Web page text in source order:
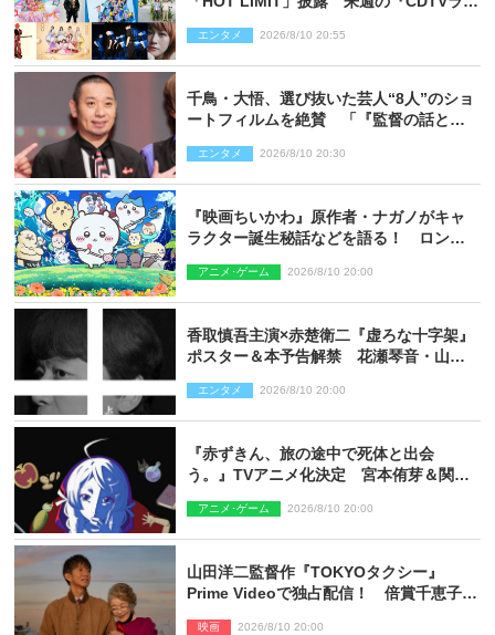
エンタメ 2026/8/10 20:55
千鳥・大悟、選び抜いた芸人“8人”のショ
ートフィルムを絶賛 「『監督の話とか
した」
エンタメ 2026/8/10 20:30
『映画ちいかわ』原作者・ナガノがキャ
ラクター誕生秘話などを語る！ ロング
アニメ･ゲーム 2026/8/10 20:00
香取慎吾主演×赤楚衛二『虚ろな十字架』
ポスター＆本予告解禁 花瀬琴音・山中
エンタメ 2026/8/10 20:00
『赤ずきん、旅の途中で死体と出会
う。』TVアニメ化決定 宮本侑芽＆関根
アニメ･ゲーム 2026/8/10 20:00
山田洋二監督作『TOKYOタクシー』
Prime Videoで独占配信！ 倍賞千恵子×
映画 2026/8/10 20:00